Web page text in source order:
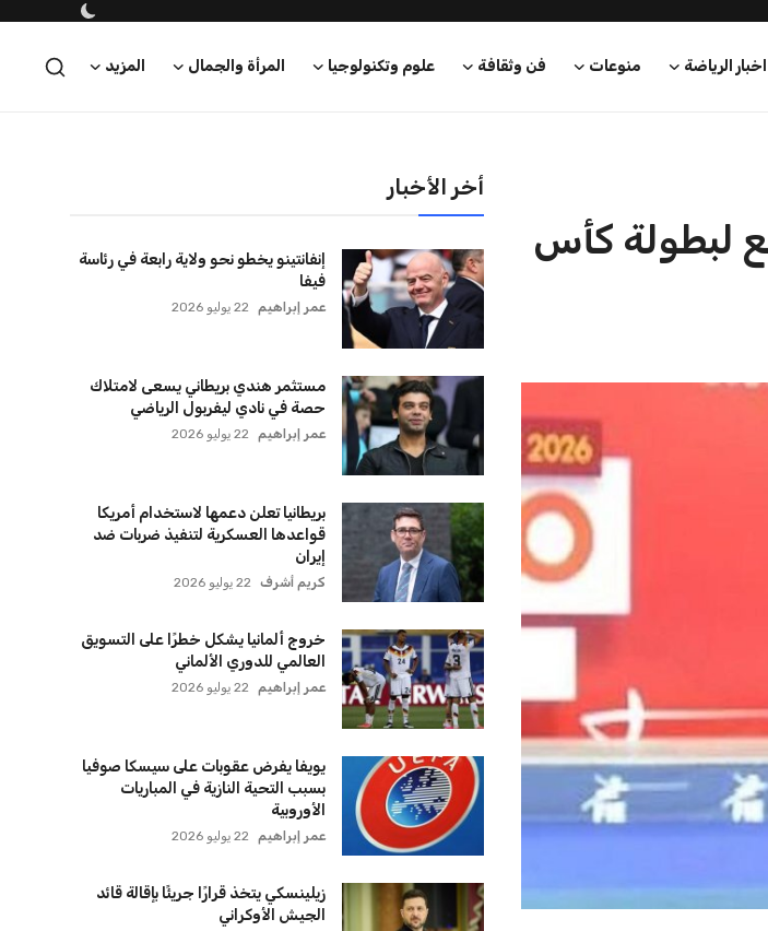
اخبار الرياضة منوعات فن وثقافة علوم وتكنولوجيا المرأة والجمال المزيد
لبطولة كأس
أخر الأخبار
إنفانتينو يخطو نحو ولاية رابعة في رئاسة
فيفا
عمر إبراهيم 22 يوليو 2026
مستثمر هندي بريطاني يسعى لامتلاك
حصة في نادي ليفربول الرياضي
عمر إبراهيم 22 يوليو 2026
بريطانيا تعلن دعمها لاستخدام أمريكا
قواعدها العسكرية لتنفيذ ضربات ضد
إيران
كريم أشرف 22 يوليو 2026
خروج ألمانيا يشكل خطرًا على التسويق
العالمي للدوري الألماني
عمر إبراهيم 22 يوليو 2026
يويفا يفرض عقوبات على سيسكا صوفيا
بسبب التحية النازية في المباريات
الأوروبية
عمر إبراهيم 22 يوليو 2026
زيلينسكي يتخذ قرارًا جريئًا بإقالة قائد
الجيش الأوكراني